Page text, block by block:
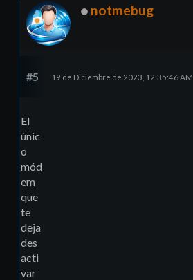
notmebug
#5 19 de Diciembre de 2023, 12:35:46 AM
El
únic
o
mód
em
que
te
deja
des
acti
var